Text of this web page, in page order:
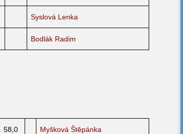
Syslová Lenka
Bodlák Radim
58,0 Myšková Štěpánka